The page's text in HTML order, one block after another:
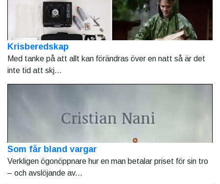
Krisberedskap
Med tanke på att allt kan förändras över en natt så är det
inte tid att skj...
Som får bland vargar
Verkligen ögonöppnare hur en man betalar priset för sin tro
– och avslöjande av...